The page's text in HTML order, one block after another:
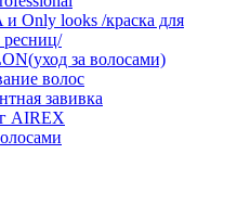
Only looks /краска для
ресниц/
за волосами)
волос
завивка
AIREX